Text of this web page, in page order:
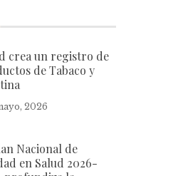
crea un registro de
de Tabaco y
2026
Nacional de
en Salud 2026-